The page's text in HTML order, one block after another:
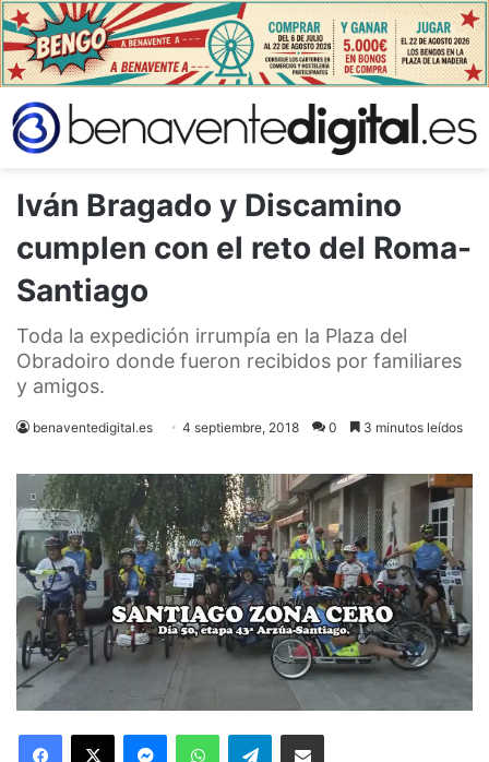
Iván Bragado y Discamino
cumplen con el reto del Roma-
Santiago
Toda la expedición irrumpía en la Plaza del
Obradoiro donde fueron recibidos por familiares
y amigos.
benaventedigital.es 4 septiembre, 2018 0 3 minutos leídos
Telegram